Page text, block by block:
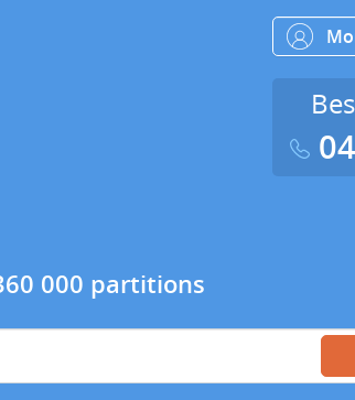
000 partitions